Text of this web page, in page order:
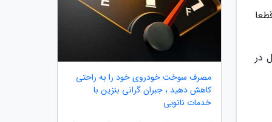
در
مصرف سوخت خودروی خود را به راحتی
کاهش دهید ، جبران گرانی بنزین با
خدمات نانویی